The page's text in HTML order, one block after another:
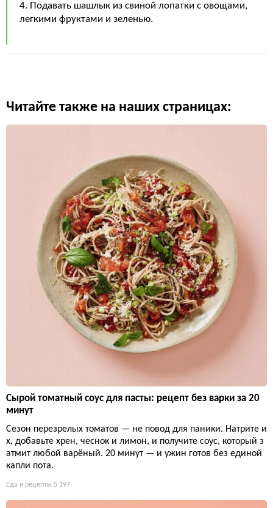
4. Подавать шашлык из свиной лопатки с овощами,
легкими фруктами и зеленью.
Читайте также на наших страницах:
Сырой томатный соус для пасты: рецепт без варки за 20
минут
Сезон перезрелых томатов — не повод для паники. Натрите и
х, добавьте хрен, чеснок и лимон, и получите соус, который з
атмит любой варёный. 20 минут — и ужин готов без единой
капли пота.
Еда и рецепты 5 197